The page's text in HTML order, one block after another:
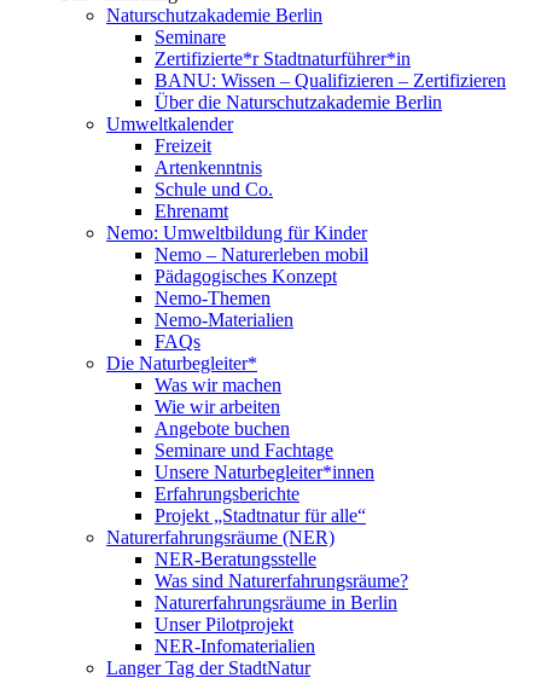
Naturschutzakademie Berlin
Seminare
Zertifizierte*r Stadtnaturführer*in
BANU: Wissen – Qualifizieren – Zertifizieren
Über die Naturschutzakademie Berlin
Umweltkalender
Freizeit
Artenkenntnis
Schule und Co.
Ehrenamt
Nemo: Umweltbildung für Kinder
Nemo – Naturerleben mobil
Pädagogisches Konzept
Nemo-Themen
Nemo-Materialien
FAQs
Die Naturbegleiter*
Was wir machen
Wie wir arbeiten
Angebote buchen
Seminare und Fachtage
Unsere Naturbegleiter*innen
Erfahrungsberichte
Projekt „Stadtnatur für alle“
Naturerfahrungsräume (NER)
NER-Beratungsstelle
Was sind Naturerfahrungsräume?
Naturerfahrungsräume in Berlin
Unser Pilotprojekt
NER-Infomaterialien
Langer Tag der StadtNatur